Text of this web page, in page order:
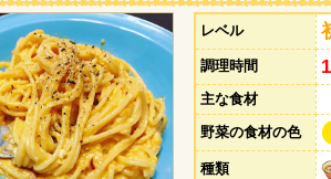
レベル
調理時間
主な食材
野菜の食材の色
種類